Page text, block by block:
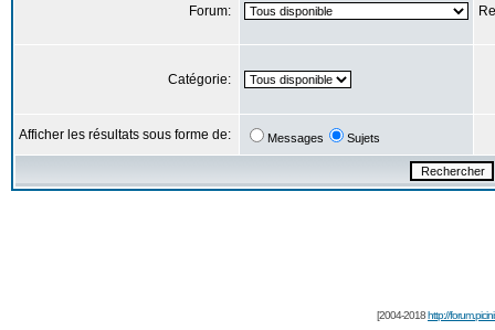
Forum:
Catégorie:
Afficher les résultats sous forme de: Messages Sujets
[2004-2018http://